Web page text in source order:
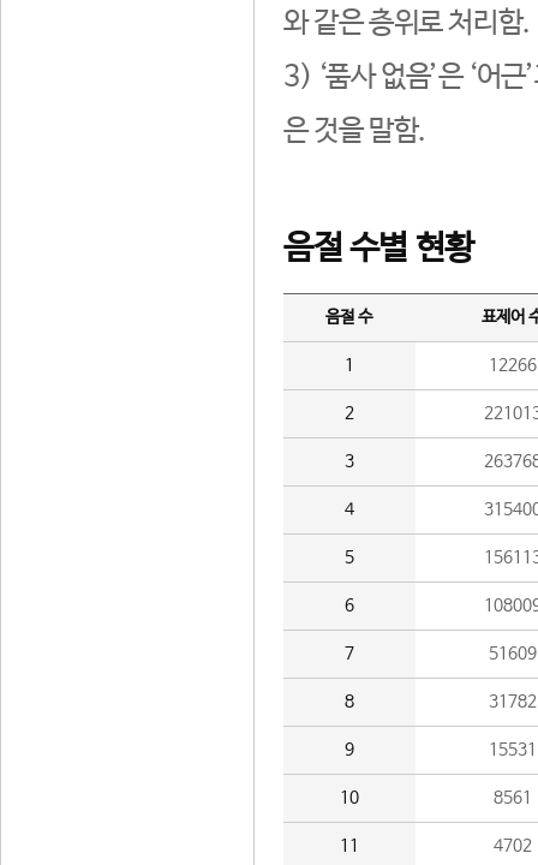
와 같은 층위로 처리함.
3) ‘품사 없음’은 ‘어
은 것을 말함.
음절 수별 현황
음절 수 표제어
1 12266
2
3
4
5
6
7 51609
8 31782
9 15531
10 8561
11 4702